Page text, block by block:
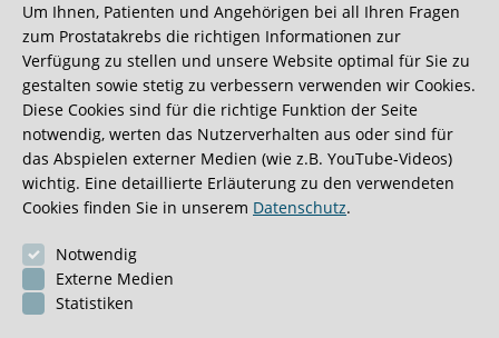
Wir bekommen ja viele tolle Gästebucheinträge,
aber dieser ist doch sehr ungewöhnlich.
0:40 Minuten
Um Ihnen, Patienten und Angehörigen bei all Ihren Fragen
zum Prostatakrebs die richtigen Informationen zur
Verfügung zu stellen und unsere Website optimal für Sie zu
gestalten sowie stetig zu verbessern verwenden wir Cookies.
Diese Cookies sind für die richtige Funktion der Seite
notwendig, werten das Nutzerverhalten aus oder sind für
das Abspielen externer Medien (wie z.B. YouTube-Videos)
wichtig. Eine detaillierte Erläuterung zu den verwendeten
Cookies finden Sie in unserem Datenschutz.
Notwendig
Externe Medien
Statistiken